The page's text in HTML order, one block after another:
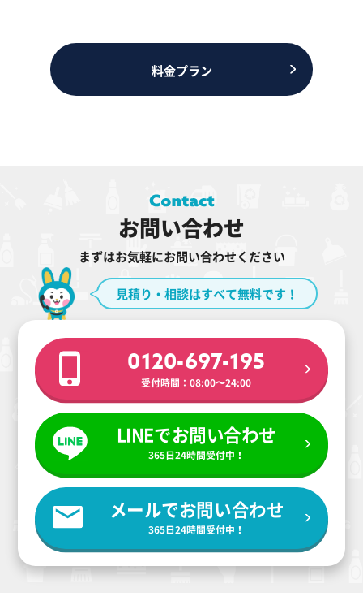
料金プラン
お問い合わせ
まずはお気軽にお問い合わせください
見積り・相談はすべて無料です！
0120-697-195
受付時間：08:00〜24:00
LINEでお問い合わせ
365日24時間受付中！
メールでお問い合わせ
365日24時間受付中！